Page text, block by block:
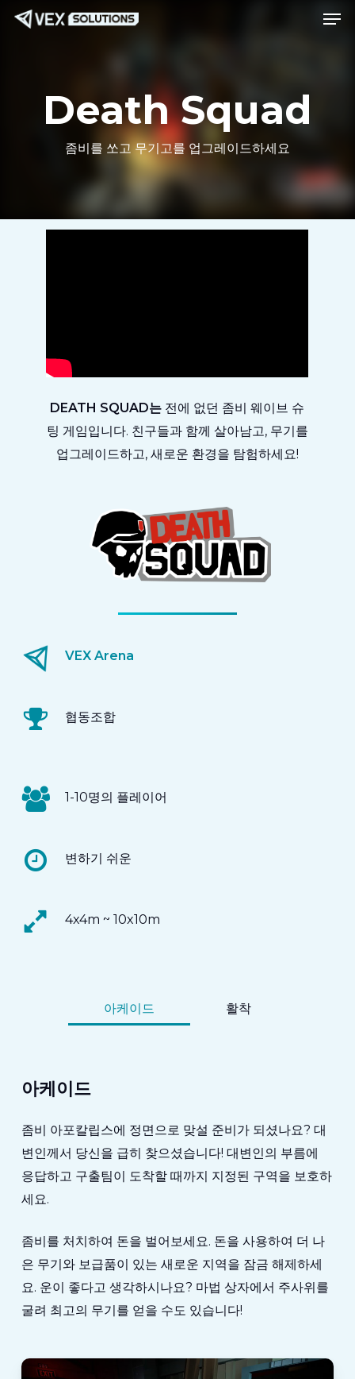
메뉴
Death Squad
좀비를 쏘고 무기고를 업그레이드하세요
VEX Arena
협동조합
1-10명의 플레이어
변하기 쉬운
4x4m ~ 10x10m
DEATH SQUAD는 전에 없던 좀비 웨이브 슈
팅 게임입니다. 친구들과 함께 살아남고, 무기를
업그레이드하고, 새로운 환경을 탐험하세요!
아케이드 활착
아케이드
좀비 아포칼립스에 정면으로 맞설 준비가 되셨나요? 대
변인께서 당신을 급히 찾으셨습니다! 대변인의 부름에
응답하고 구출팀이 도착할 때까지 지정된 구역을 보호하
세요.
좀비를 처치하여 돈을 벌어보세요. 돈을 사용하여 더 나
은 무기와 보급품이 있는 새로운 지역을 잠금 해제하세
요. 운이 좋다고 생각하시나요? 마법 상자에서 주사위를
굴려 최고의 무기를 얻을 수도 있습니다!
메